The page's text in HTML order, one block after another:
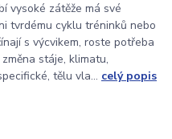
vysoké zátěže má své
tvrdému cyklu tréninků nebo
s výcvikem, roste potřeba
stáje, klimatu,
tělu vla... celý popis